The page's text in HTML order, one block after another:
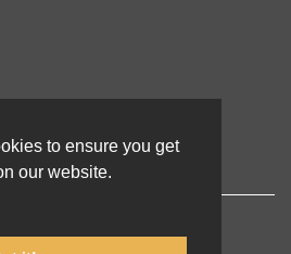
to ensure you get
our website.